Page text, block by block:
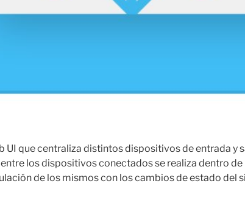
UI que centraliza distintos dispositivos de entrada y
los dispositivos conectados se realiza dentro
de los mismos con los cambios de estado del